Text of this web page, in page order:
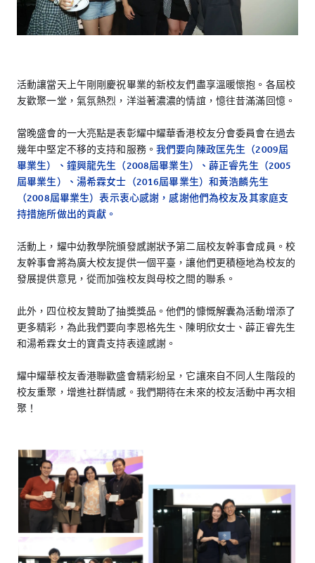
活動讓當天上午剛剛慶祝畢業的新校友們盡享溫暖懷抱。各屆校
友歡聚一堂，氣氛熱烈，洋溢著濃濃的情誼，憶往昔滿滿回憶。
當晚盛會的一大亮點是表彰耀中耀華香港校友分會委員會在過去
幾年中堅定不移的支持和服務。 我們要向陳政匡先生（2009屆
畢業生）、鐘興龍先生（2008屆畢業生）、薜正睿先生（2005
屆畢業生）、湯希霖女士（2016屆畢業生）和黃浩麟先生
（2008屆畢業生）表示衷心感謝，感謝他們為校友及其家庭支
持措施所做出的貢獻。
活動上，耀中幼教學院頒發感謝狀予第二屆校友幹事會成員。校
友幹事會將為廣大校友提供一個平臺，讓他們更積極地為校友的
發展提供意見，從而加強校友與母校之間的聯系。
此外，四位校友贊助了抽獎獎品。他們的慷慨解囊為活動增添了
更多精彩，為此我們要向李恩格先生、陳明欣女士、薜正睿先生
和湯希霖女士的寶貴支持表達感謝。
耀中耀華校友香港聯歡盛會精彩紛呈，它讓來自不同人生階段的
校友重聚，增進社群情感。我們期待在未來的校友活動中再次相
聚！